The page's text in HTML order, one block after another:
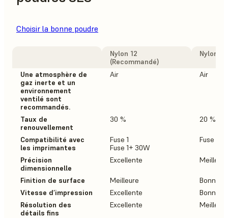
Choisir la bonne poudre
Nylon 12
(Recommandé)
Nylon
Une atmosphère de
gaz inerte et un
environnement
ventilé sont
recommandés.
Air Air
Taux de
renouvellement
30 % 20 %
Compatibilité avec
les imprimantes
Fuse 1
Fuse 1+ 30W
Fuse 1+
Précision
dimensionnelle
Excellente Meilleure
Finition de surface Meilleure
Bonne
Vitesse d’impression
Excellente
Bonne
Résolution des
détails fins
Excellente Meilleure